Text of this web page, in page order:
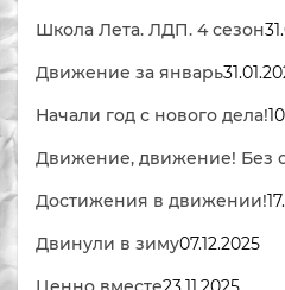
Школа Лета. ЛДП. 4 сезон
Движение за январь
Начали год с нового дела!
Движение, движение! Без
Достижения в движении!
Двинули в зиму07.12.2025